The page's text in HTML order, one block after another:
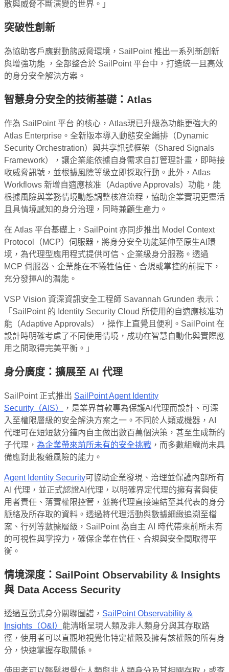
散與威脅不斷演變的世界。」
突破性創新
為協助客戶應對動態威脅環境， SailPoint推出一系列新創新
與增強功能
，全部整合於 SailPoint平台中，打造統一且高效
的身分安全解決方案。
智慧身分安全的技術基礎： Atlas
作為 SailPoint 平台 的核心，Atlas現已升級為功能更強大的
Atlas Enterprise。全新版本導入動態安全編排（Dynamic
Security Orchestration）與共享訊號框架（Shared Signals
Framework），讓企業能依據自身需求自訂管理計畫，即時接
收威脅訊號，並根據風險等級立即採取行動。此外，Atlas
Workflows 新增自適應核准（Adaptive Approvals）功能，能
根據風險與業務情境動態調整核准流程，協助企業實現更靈活
且具情境感知的身分治理，同時兼顧生產力。
在 Atlas 平台基礎上，SailPoint 亦同步推出 Model Context
Protocol（MCP）伺服器，將身分安全功能延伸至原生AI環
境，為代理型應用程式提供可信、企業級身分服務。透過
MCP 伺服器、企業能在不犧牲信任、合規或掌控的前提下，
充分發揮AI的潛能。
VSP Vision 資深資訊安全工程師 Savannah Grunden 表示：
「SailPoint 的 Identity Security Cloud 所使用的自適應核准功
能（Adaptive Approvals），操作上直覺且便利。SailPoint 在
設計時明確考慮了不同使用情境，成功在智慧自動化與實際應
用之間取得完美平衡。」
身分廣度：擴展至 AI 代理
SailPoint 正式推出 SailPoint Agent Identity
Security（AIS）
，是業界首款專為保護AI代理而設計、可深
入至權限層級的安全解決方案之一。不同於人類或機器，AI
代理可在短短數分鐘內自主做出數百萬個決策，甚至生成新的
子代理， 為企業帶來前所未有的安全挑戰 ，而多數組織尚未具
備應對此複雜風險的能力。
Agent Identity Security可協助企業發現、治理並保護內部所有
AI 代理，並正式認證AI代理，以明確界定代理的擁有者與使
用者責任、落實權限控管，並將代理直接連結至其代表的身分
脈絡及所存取的資料。透過將代理活動與數據細緻追溯至檔
案、行列等數據層級，SailPoint 為自主 AI 時代帶來前所未有
的可視性與掌控力，確保企業在信任、合規與安全間取得平
衡。
情境深度： SailPoint Observability & Insights
與 Data Access Security
透過互動式身分關聯圖譜， SailPoint Observability &
Insights（O&I） 能清晰呈現人類及非人類身分與其存取路
徑，使用者可以直觀地視覺化特定權限及擁有該權限的所有身
分，快速掌握存取關係。